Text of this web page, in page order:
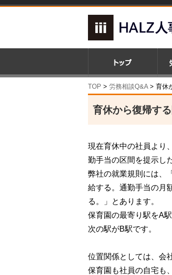
TOP > 労務相談Q&A> 育休
育休から復帰す
現在育休中の社員より
勤手当の区間を提示し
弊社の就業規則には、
給する。通勤手当の月
る。」とあります。
保育園の最寄り駅をA
次の駅がB駅です。
位置関係としては、会
保育園も社員の自宅も